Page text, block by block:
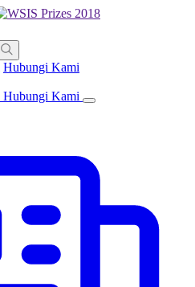
Hubungi Kami
Hubungi Kami